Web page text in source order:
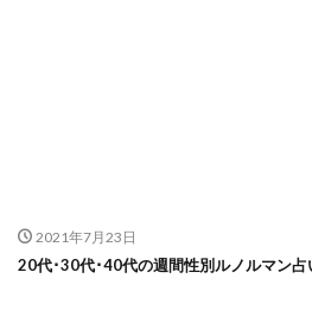
2021年7月23日
20代･30代･40代の週間性別ルノルマン占